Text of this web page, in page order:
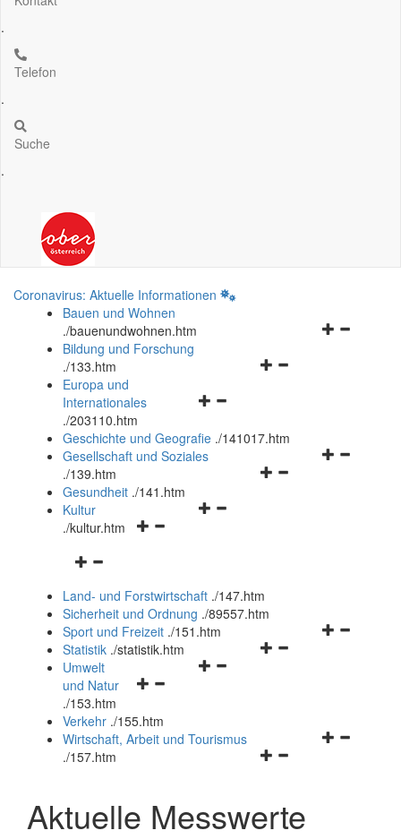
.
Telefon
.
Suche
.
Coronavirus: Aktuelle Informationen
Bauen und Wohnen
./bauenundwohnen.htm
Navigationsmenü
Bildung und Forschung
./133.htm
Navigationsmenü
und
schließen
Europa und
Internationales
./203110.htm
Geschichte und Geografie ./141017.htm
Navigationsmenü
Gesellschaft und Soziales
./139.htm
Navigationsmenü
Gesundheit ./141.htm
Navigationsmenü
Kultur
./kultur.htm
Navigationsmenü
und
schließen
Land- und Forstwirtschaft ./147.htm
Sicherheit und Ordnung ./89557.htm
Navigationsmenü
Sport und Freizeit ./151.htm
Navigationsmenü
Statistik ./statistik.htm
Navigationsmenü
und
schließen
Umwelt
und Natur
./153.htm
Verkehr ./155.htm
Navigationsmenü
schließen
Wirtschaft, Arbeit und Tourismus
./157.htm
Aktuelle Messwerte